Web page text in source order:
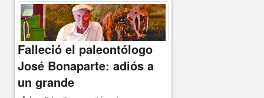
Falleció el paleontólogo
José Bonaparte: adiós a
un grande